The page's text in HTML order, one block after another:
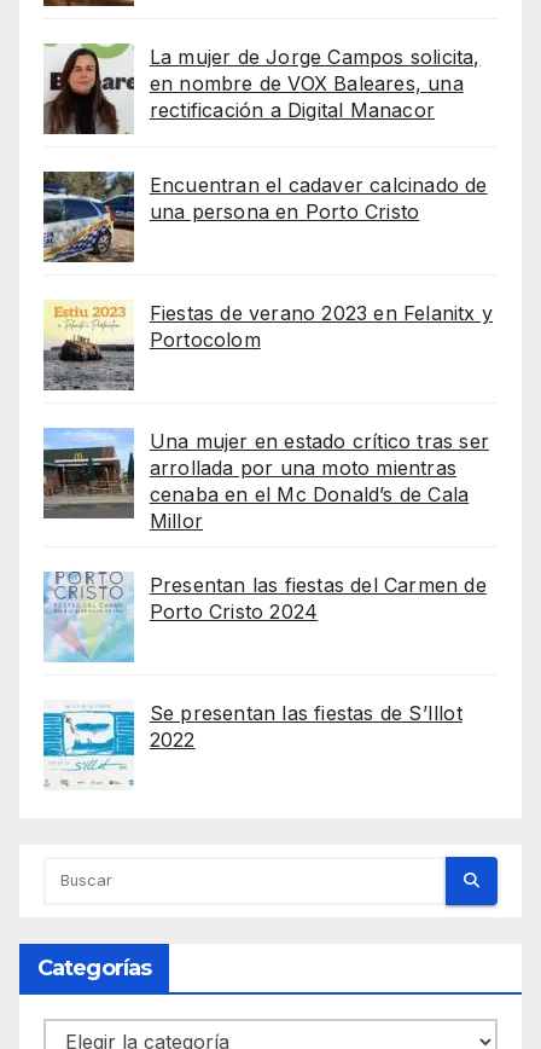
La mujer de Jorge Campos solicita,
en nombre de VOX Baleares, una
rectificación a Digital Manacor
Encuentran el cadaver calcinado de
una persona en Porto Cristo
Fiestas de verano 2023 en Felanitx y
Portocolom
Una mujer en estado crítico tras ser
arrollada por una moto mientras
cenaba en el Mc Donald’s de Cala
Millor
Presentan las fiestas del Carmen de
Porto Cristo 2024
Se presentan las fiestas de S’Illot
2022
Categorías
Categorías